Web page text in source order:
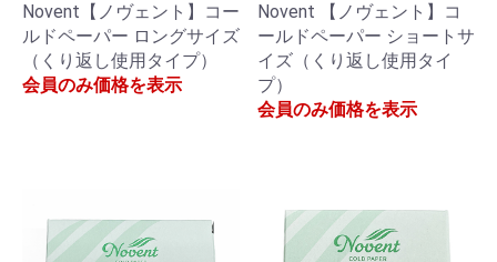
Novent【ノヴェント】コー
ルドペーパー ロングサイズ
（くり返し使用タイプ）
会員のみ価格を表示
Novent 【ノヴェント】コ
ールドペーパー ショートサ
イズ（くり返し使用タイ
プ）
会員のみ価格を表示